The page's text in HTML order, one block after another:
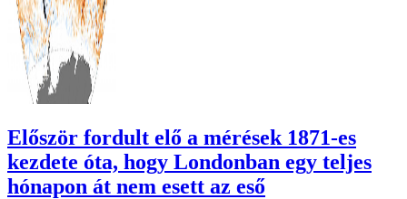
Először fordult elő a mérések 1871-es
kezdete óta, hogy Londonban egy teljes
hónapon át nem esett az eső